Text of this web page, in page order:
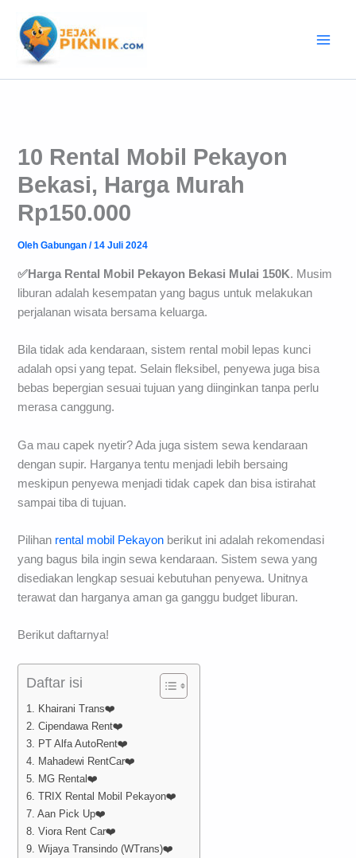
konten
10 Rental Mobil Pekayon
Bekasi, Harga Murah
Rp150.000
OlehGabungan/14 Juli 2024
✅Harga Rental Mobil Pekayon Bekasi Mulai 150K. Musim
liburan adalah kesempatan yang bagus untuk melakukan
perjalanan wisata bersama keluarga.
Bila tidak ada kendaraan, sistem rental mobil lepas kunci
adalah opsi yang tepat. Selain fleksibel, penyewa juga bisa
bebas bepergian sesuai tujuan yang diinginkan tanpa perlu
merasa canggung.
Ga mau capek nyetir? Ada juga sistem sewa kendaraan
dengan supir. Harganya tentu menjadi lebih bersaing
meskipun penyewa menjadi tidak capek dan bisa istirahat
sampai tiba di tujuan.
Pilihan rental mobil Pekayon berikut ini adalah rekomendasi
yang bagus bila ingin sewa kendaraan. Sistem sewa yang
disediakan lengkap sesuai kebutuhan penyewa. Unitnya
terawat dan harganya aman ga ganggu budget liburan.
Berikut daftarnya!
Daftar isi
1. Khairani Trans❤️
2. Cipendawa Rent❤️
3. PT Alfa AutoRent❤️
4. Mahadewi RentCar❤️
5. MG Rental❤️
6. TRIX Rental Mobil Pekayon❤️
7. Aan Pick Up❤️
8. Viora Rent Car❤️
9. Wijaya Transindo (WTrans)❤️